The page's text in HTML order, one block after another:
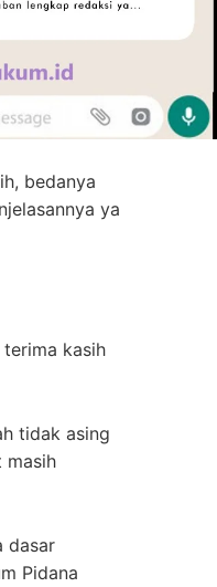
bedanya
ya
kasih
tidak asing
masih
dasar
Pidana